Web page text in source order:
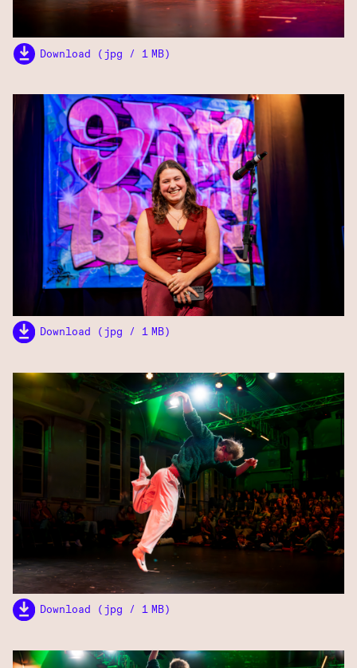
Download (jpg / 1 MB)
Download (jpg / 1 MB)
Download (jpg / 1 MB)